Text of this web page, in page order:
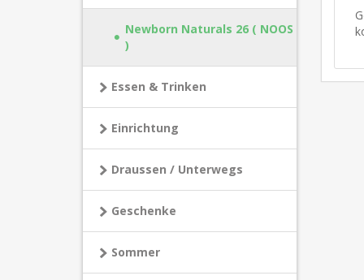
Newborn Naturals 26 ( NOOS
)
Essen & Trinken
Einrichtung
Draussen / Unterwegs
Geschenke
Sommer